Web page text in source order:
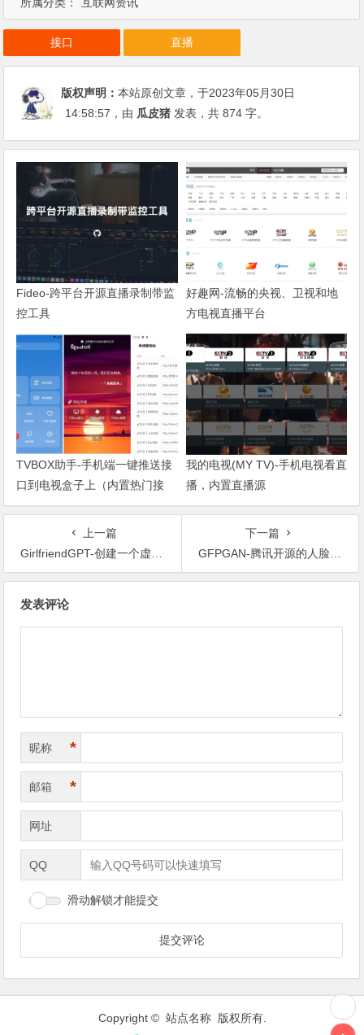
所属分类： 互联网资讯
接口 直播
版权声明：本站原创文章，于2023年05月30日
14:58:57 ，由 瓜皮猪 发表，共 874 字。
Fideo-跨平台开源直播录制带监
控工具
好趣网-流畅的央视、卫视和地
方电视直播平台
TVBOX助手-手机端一键推送接
口到电视盒子上（内置热门接
口）
我的电视(MY TV)-手机电视看直
播，内置直播源
上一篇
GirlfriendGPT-创建一个虚拟女友聊天机器人
下一篇
GFPGAN-腾讯开源的人脸修复项目
发表评论
昵称 *
邮箱 *
网址
QQ
滑动解锁才能提交
Copyright © 站点名称 版权所有.